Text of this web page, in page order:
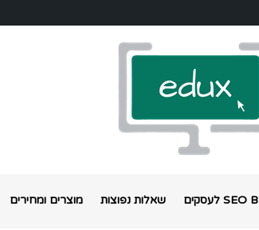
שאלות נפוצות מוצרים ומחירים